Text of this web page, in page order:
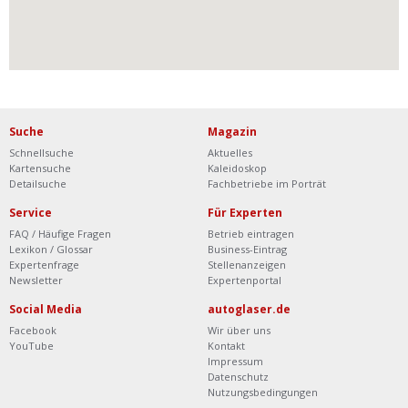
Suche
Schnellsuche
Kartensuche
Detailsuche
Magazin
Aktuelles
Kaleidoskop
Fachbetriebe im Porträt
Service
FAQ / Häufige Fragen
Lexikon / Glossar
Expertenfrage
Newsletter
Für Experten
Betrieb eintragen
Business-Eintrag
Stellenanzeigen
Expertenportal
Social Media
Facebook
YouTube
autoglaser.de
Wir über uns
Kontakt
Impressum
Datenschutz
Nutzungsbedingungen